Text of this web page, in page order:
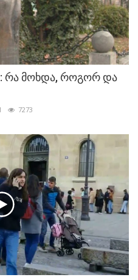
რა მოხდა, როგორ და
7273